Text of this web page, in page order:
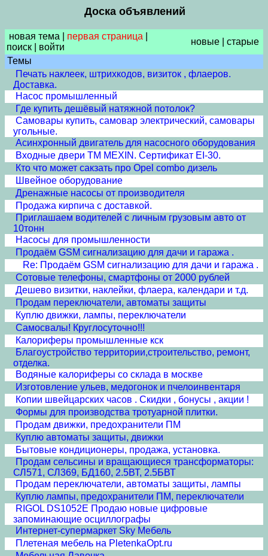
Доска объявлений
новая тема первая страница
поиск
войти
новые
старые
Темы
Печать наклеек, штрихкодов, визиток , флаеров.
Доставка.
Насос промышленный
Где купить дешёвый натяжной потолок?
Самовары купить, самовар электрический, самовары
угольные.
Асинхронный двигатель для насосного оборудования
Входные двери ТМ MEXIN. Сертификат EI-30.
Кто что может сакзать про Opel combo дизель
Швейное оборудование
Дренажные насосы от производителя
Продажа кирпича с доставкой.
Приглашаем водителей с личным грузовым авто от
10тонн
Насосы для промышленности
Продаём GSM сигнализацию для дачи и гаража .
Re: Продаём GSM сигнализацию для дачи и гаража .
Сотовые телефоны, смартфоны от 2000 рублей
Дешево визитки, наклейки, флаера, календари и т.д.
Продам переключатели, автоматы защиты
Куплю движки, лампы, переключатели
Самосвалы! Круглосуточно!!!
Калориферы промышленные кск
Благоустройство территории,строительство, ремонт,
отделка.
Водяные калориферы со склада в москве
Изготовление ульев, медогонок и пчелоинвентаря
Копии швейцарских часов . Скидки , бонусы , акции !
Формы для производства тротуарной плитки.
Продам движки, предохранители ПМ
Куплю автоматы защиты, движки
Бытовые кондиционеры, продажа, установка.
Продам сельсины и врaщающиеся трансформаторы:
СЛ571, СЛ369, БД160, 2.5ВТ, 2.5БВТ
Продам переключатели, автоматы защиты, лампы
Куплю лампы, предохранители ПМ, переключатели
RIGOL DS1052E Продаю новые цифровые
запоминающие осциллографы
Интернет-супермаркет Sky Мебель
Плетеная мебель на PletenkaOpt.ru